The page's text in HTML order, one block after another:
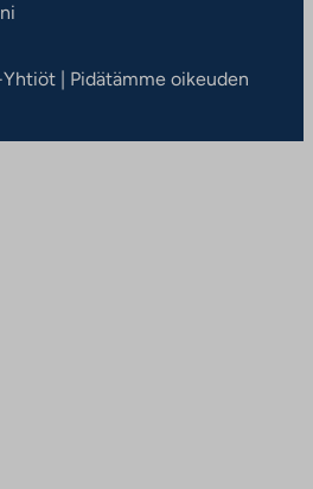
| Pidätämme oikeuden